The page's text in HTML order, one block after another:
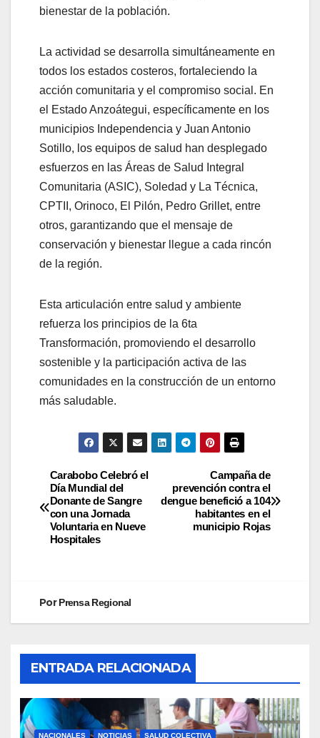
bienestar de la población.
La actividad se desarrolla simultáneamente en
todos los estados costeros, fortaleciendo la
acción comunitaria y el compromiso social. En
el Estado Anzoátegui, específicamente en los
municipios Independencia y Juan Antonio
Sotillo, los equipos de salud han desplegado
esfuerzos en las Áreas de Salud Integral
Comunitaria (ASIC), Soledad y La Técnica,
CPTII, Orinoco, El Pilón, Pedro Grillet, entre
otros, garantizando que el mensaje de
conservación y bienestar llegue a cada rincón
de la región.
Esta articulación entre salud y ambiente
refuerza los principios de la 6ta
Transformación, promoviendo el desarrollo
sostenible y la participación activa de las
comunidades en la construcción de un entorno
más saludable.
Campaña de
prevención contra el
dengue benefició a 104
habitantes en el
municipio Rojas
Carabobo Celebró el
Día Mundial del
Donante de Sangre
con una Jornada
Voluntaria en Nueve
Hospitales
PorPrensa Regional
ENTRADA RELACIONADA
NACIONALES NOTICIAS SALUD COLECTIVA